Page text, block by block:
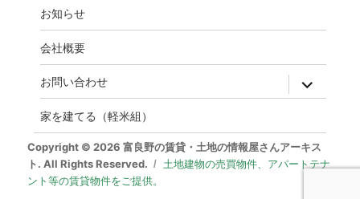
お知らせ
会社概要
お問い合わせ expand
child
家を建てる（軽米組）
Copyright © 2026 富良野の賃貸・土地の情報屋さんアーキス
ト. All Rights Reserved.
土地建物の売買物件、アパートテナ
ント等の賃貸物件をご提供。